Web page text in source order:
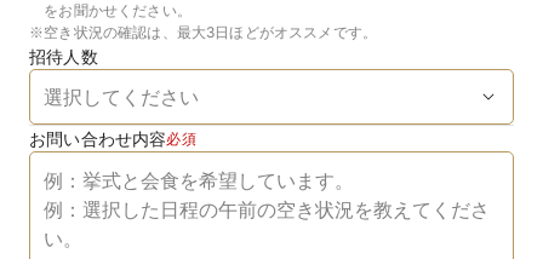
をお聞かせください。
※空き状況の確認は、最大3日ほどがオススメです。
招待人数
お問い合わせ内容必須